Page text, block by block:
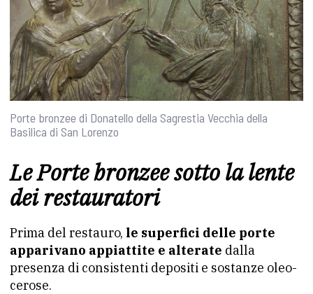
Porte bronzee di Donatello della Sagrestia Vecchia della
Basilica di San Lorenzo
Le Porte bronzee sotto la lente
dei restauratori
Prima del restauro, le superfici delle porte
apparivano appiattite e alterate dalla
presenza di consistenti depositi e sostanze oleo-
cerose.